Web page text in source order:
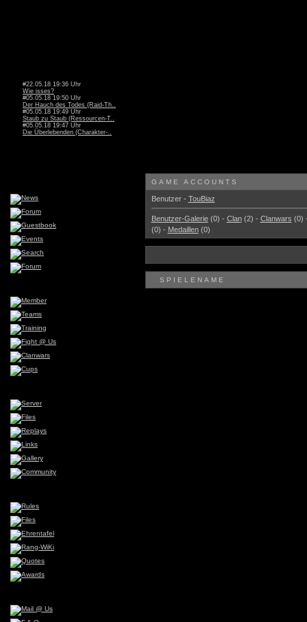
#22.05.18 19:36 Uhr
Wie isses?
#05.05.18 19:50 Uhr
Der Hauch des Todes (Raid-Th..
#05.05.18 19:49 Uhr
Staub zu Staub (Ressourcen-T..
#05.05.18 19:47 Uhr
Die Überlebenden (Charakter-..
GAME ACCOUNTS
Benutzer - TouBiaz
Benutzer-Galerie(0) - Clan(2) - Clanwars (0)
(0) - Medaillen(0)
SPIELENAME